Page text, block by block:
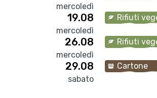
mercoledì
19.08
mercoledì
Rifiuti
26.08
mercoledì
Rifiuti
29.08
sabato
Cartone